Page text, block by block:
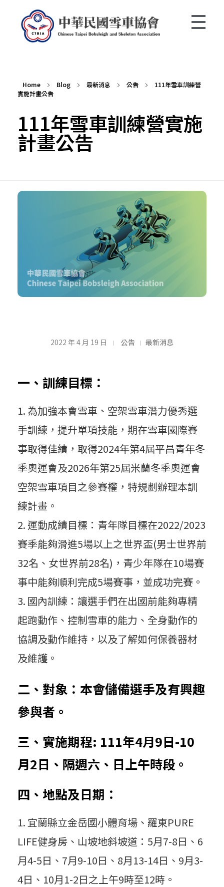
Home Blog 最新消息 公告
111年雪車訓練營
實施計畫公告
111年雪車訓練營實施
計畫公告
1
1
1
年
雪
車
訓
練
營
實
施
計
畫
公
告
2022 年 4 月 19 日 公告 最新消息
一、訓練目標：
為加強本會雪車、空架雪車潛力優秀選
手訓練，提升單項技能，期在雪車國際賽
事取得佳績，取得2024年第4屆平昌青年冬
季奧運會及2026年第25屆米蘭冬季奧運會
空架雪車項目之參賽權，特規劃辦理本訓
練計畫。
運動成績目標：青年隊目標在2022/2023
賽季能夠滑進5場以上之世界盃(男士世界前
32名、女世界前28名)，青少年隊在10場賽
事中能夠順利完成5場賽事，並成功完賽。
國內訓練：讓選手們在出國前能夠專精
起跑動作、控制雪車的能力、全身動作的
協調及動作維持，以及了解如何保養器材
及維護。
二、對象：本會儲備選手及有興趣
參與者。
三、實施期程: 111年4月9日-10
月2日、隔週六、日上午時段。
四、地點及日期：
宜蘭縣立金岳國小體育場、羅東PURE
LIFE健身房、山坡地斜坡道：5月7-8日、6
月4-5日、7月9-10日、8月13-14日、9月3-
4日、10月1-2日之上午9時至12時。